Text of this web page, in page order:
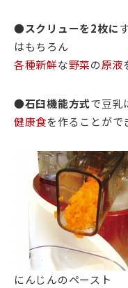
●スクリューを2枚に
はもちろん
各種新鮮な野菜の原液
●石臼機能方式で豆乳
健康食を作ることがで
にんじんのペースト